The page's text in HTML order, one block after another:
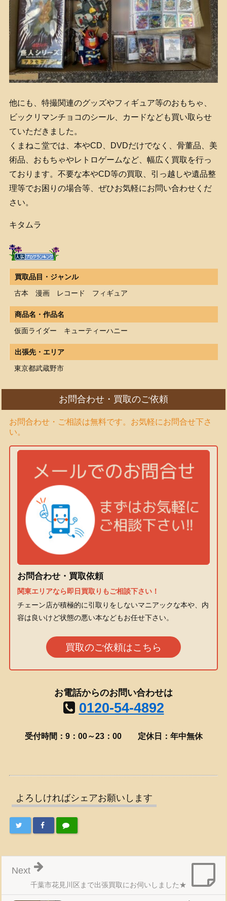
他にも、特撮関連のグッズやフィギュア等のおもちゃ、
ビックリマンチョコのシール、カードなども買い取らせ
ていただきました。
くまねこ堂では、本やCD、DVDだけでなく、骨董品、美
術品、おもちゃやレトロゲームなど、幅広く買取を行っ
ております。不要な本やCD等の買取、引っ越しや遺品整
理等でお困りの場合等、ぜひお気軽にお問い合わせくだ
さい。
キタムラ
買取品目・ジャンル
古本 漫画 レコード フィギュア
商品名・作品名
仮面ライダー キューティーハニー
出張先・エリア
東京都武蔵野市
お問合わせ・買取のご依頼
お問合わせ・ご相談は無料です。お気軽にお問合せ下さ
い。
お問合わせ・買取依頼
関東エリアなら即日買取りもご相談下さい！
チェーン店が積極的に引取りをしないマニアックな本や、内
容は良いけど状態の悪い本などもお任せ下さい。
買取のご依頼はこちら
お電話からのお問い合わせは
0120-54-4892
受付時間：9：00～23：00 定休日：年中無休
よろしければシェアお願いします
千葉市花見川区まで出張買取にお伺いしました★
Next